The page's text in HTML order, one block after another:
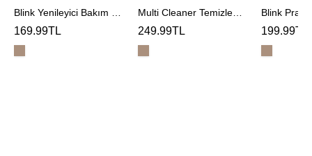
Blink Yenileyici Bakım Jeli
169.99TL
Multi Cleaner Temizleme Köpüğü
249.99TL 199.99TL